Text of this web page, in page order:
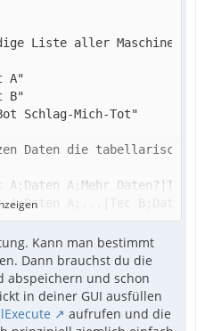
Kann man bestimmt
Dann brauchst du die
abspeichern und schon
in deiner GUI ausfüllen
aufrufen und die